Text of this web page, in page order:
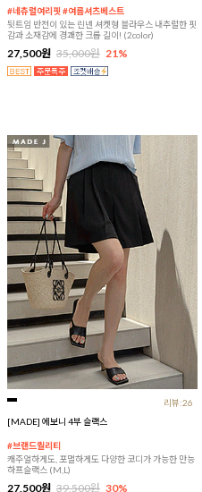
#네츄럴여리핏 #여름셔츠베스트
뒷트임 반전이 있는 린넨 셔켓형 블라우스 내추럴한 핏
감과 소재감에 경쾌한 크롭 길이! (2color)
27,500원 35,000원 21%
리뷰:26
[MADE] 에보니 4부 슬랙스
#브랜드퀄리티
캐주얼하게도, 포멀하게도 다양한 코디가 가능한 만능
하프슬랙스 (M,L)
27,500원 39,500원 30%